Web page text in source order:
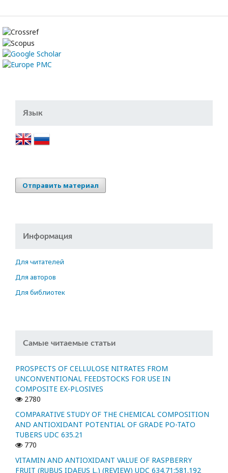
Язык
Отправить материал
Информация
Для читателей
Для авторов
Для библиотек
Самые читаемые статьи
PROSPECTS OF CELLULOSE NITRATES FROM
UNCONVENTIONAL FEEDSTOCKS FOR USE IN
COMPOSITE EX-PLOSIVES
2780
COMPARATIVE STUDY OF THE CHEMICAL COMPOSITION
AND ANTIOXIDANT POTENTIAL OF GRADE PO-TATO
TUBERS UDC 635.21
770
VITAMIN AND ANTIOXIDANT VALUE OF RASPBERRY
FRUIT (RUBUS IDAEUS L.) (REVIEW) UDC 634.71:581.192